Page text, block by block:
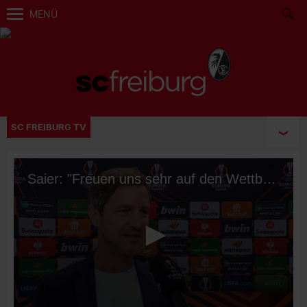
MENÜ
SC FREIBURG TV
Saier: "Freuen uns sehr auf den Wettbewerb"